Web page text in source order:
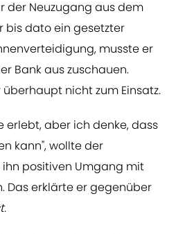
der Neuzugang aus dem
bis dato ein gesetzter
musste er
Bank aus zuschauen.
nicht zum Einsatz.
erlebt, aber ich denke, dass
kann", wollte der
positiven Umgang mit
Das erklärte er gegenüber